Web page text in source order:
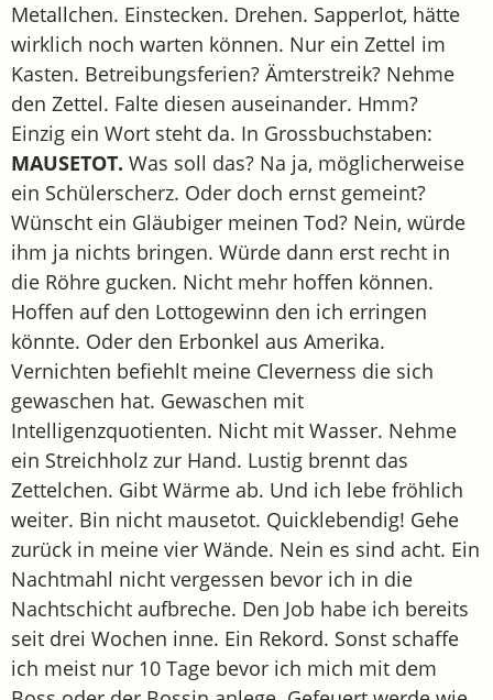
Metallchen. Einstecken. Drehen. Sapperlot, hätte
wirklich noch warten können. Nur ein Zettel im
Kasten. Betreibungsferien? Ämterstreik? Nehme
den Zettel. Falte diesen auseinander. Hmm?
Einzig ein Wort steht da. In Grossbuchstaben:
MAUSETOT. Was soll das? Na ja, möglicherweise
ein Schülerscherz. Oder doch ernst gemeint?
Wünscht ein Gläubiger meinen Tod? Nein, würde
ihm ja nichts bringen. Würde dann erst recht in
die Röhre gucken. Nicht mehr hoffen können.
Hoffen auf den Lottogewinn den ich erringen
könnte. Oder den Erbonkel aus Amerika.
Vernichten befiehlt meine Cleverness die sich
gewaschen hat. Gewaschen mit
Intelligenzquotienten. Nicht mit Wasser. Nehme
ein Streichholz zur Hand. Lustig brennt das
Zettelchen. Gibt Wärme ab. Und ich lebe fröhlich
weiter. Bin nicht mausetot. Quicklebendig! Gehe
zurück in meine vier Wände. Nein es sind acht. Ein
Nachtmahl nicht vergessen bevor ich in die
Nachtschicht aufbreche. Den Job habe ich bereits
seit drei Wochen inne. Ein Rekord. Sonst schaffe
ich meist nur 10 Tage bevor ich mich mit dem